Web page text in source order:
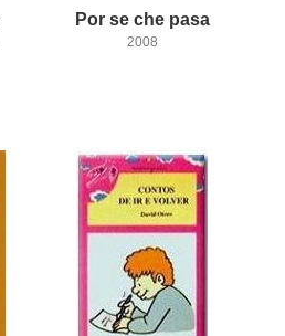
Por se che pasa
2008